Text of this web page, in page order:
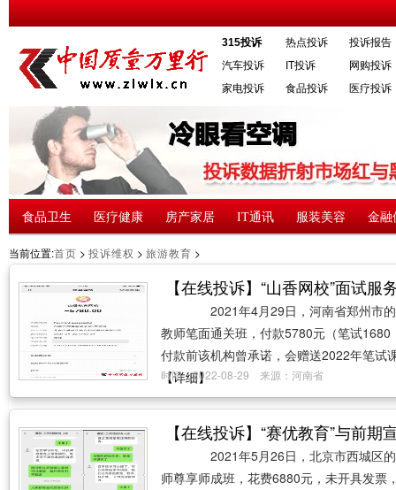
315投诉 热点投诉
投诉报告
汽车投诉
IT投诉
网购投诉
家电投诉
食品投诉 医疗投诉
食品卫生 医疗健康 房产家居 IT通讯 服装美容 金融
当前位置:首页 > 投诉维权 > 旅游教育 >
【在线投诉】“山香网校”面试
2021年4月29日，河南省郑州市的
教师笔面通关班，付款5780元（笔试
付款前该机构曾承诺，会赠送2022年笔
【详细】
时间：2022-08-29 来源：河南省
【在线投诉】“赛优教育”与前
2021年5月26日，北京市西城区的
师尊享师成班，花费6880元，未开具发